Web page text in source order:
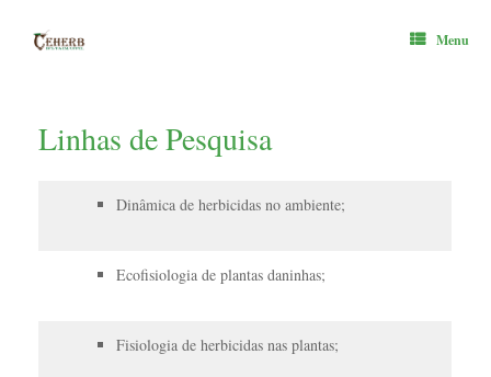
content
Menu
Linhas de Pesquisa
Dinâmica de herbicidas no ambiente;
Ecofisiologia de plantas daninhas;
Fisiologia de herbicidas nas plantas;